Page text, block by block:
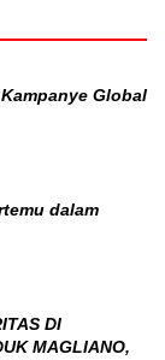
Global
dalam
DI
MAGLIANO,